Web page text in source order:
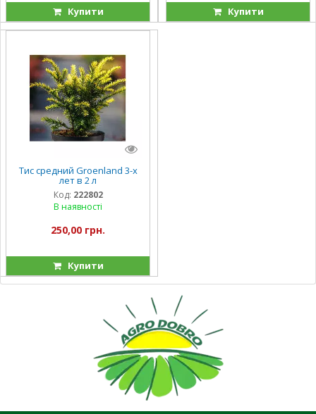
Купити Купити
Тис средний Groenland 3-х
лет в 2 л
Код: 222802
В наявності
250,00 грн.
Купити